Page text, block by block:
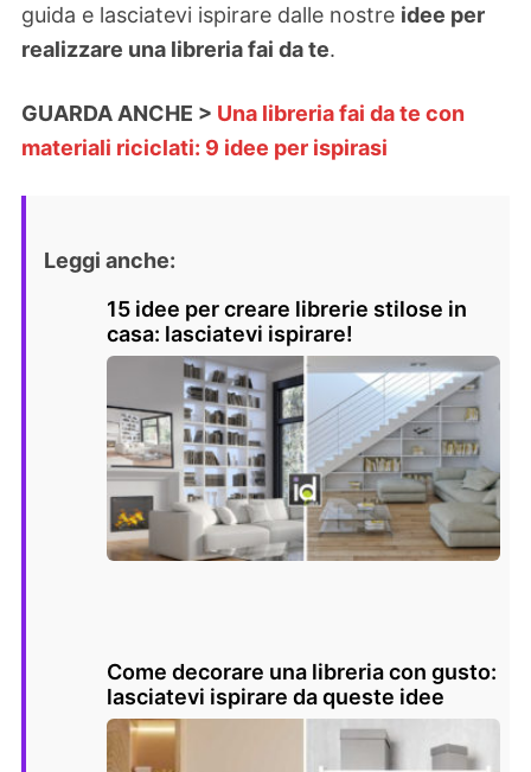
guida e lasciatevi ispirare dalle nostre idee per
realizzare una libreria fai da te.
GUARDA ANCHE > Una libreria fai da te con
materiali riciclati: 9 idee per ispirasi
Leggi anche:
15 idee per creare librerie stilose in
casa: lasciatevi ispirare!
Come decorare una libreria con gusto:
lasciatevi ispirare da queste idee